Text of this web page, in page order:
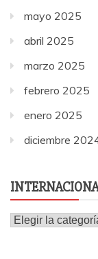
mayo 2025
abril 2025
marzo 2025
febrero 2025
enero 2025
diciembre
Internacionales